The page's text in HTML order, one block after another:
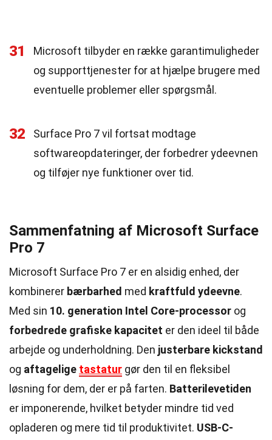
31
Microsoft tilbyder en række garantimuligheder
og supporttjenester for at hjælpe brugere med
eventuelle problemer eller spørgsmål.
32
Surface Pro 7 vil fortsat modtage
softwareopdateringer, der forbedrer ydeevnen
og tilføjer nye funktioner over tid.
Sammenfatning af Microsoft Surface
Pro 7
Microsoft Surface Pro 7 er en alsidig enhed, der
kombinerer bærbarhed med kraftfuld ydeevne.
Med sin 10. generation Intel Core-processor og
forbedrede grafiske kapacitet er den ideel til både
arbejde og underholdning. Den justerbare kickstand
og aftagelige tastatur gør den til en fleksibel
løsning for dem, der er på farten. Batterilevetiden
er imponerende, hvilket betyder mindre tid ved
opladeren og mere tid til produktivitet. USB-C-